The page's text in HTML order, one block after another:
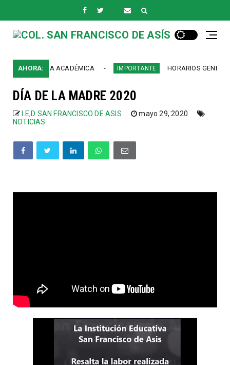
AHORA:
EXCELENCIA ACADÉMICA IMPORTANTE HORARIOS
DÍA DE LA MADRE 2020
I.E,D SAN FRANCISCO DE ASIS
mayo 29, 2020
NOTICIAS